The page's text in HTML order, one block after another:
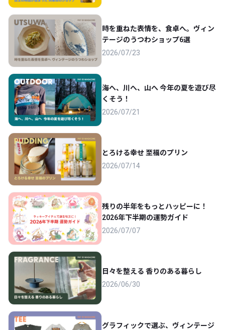
時を重ねた表情を、食卓へ。ヴィン
テージのうつわショップ6選
2026/07/23
海へ、川へ、山へ 今年の夏を遊び尽
くそう！
2026/07/21
とろける幸せ 至福のプリン
2026/07/14
残りの半年をもっとハッピーに！
2026年下半期の運勢ガイド
2026/07/07
日々を整える 香りのある暮らし
2026/06/30
グラフィックで選ぶ、ヴィンテージ